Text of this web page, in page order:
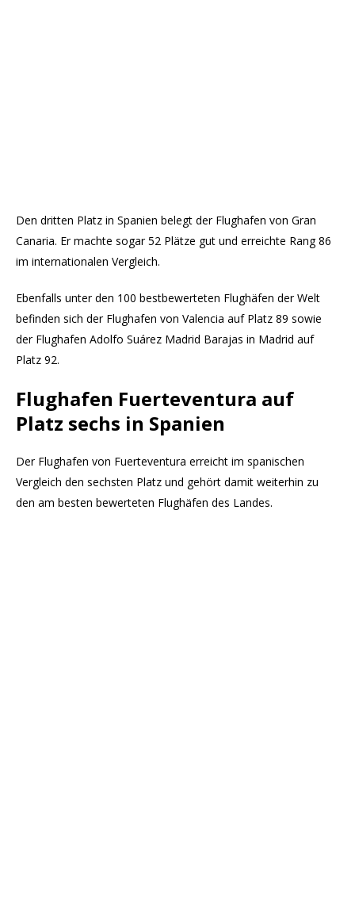
Den dritten Platz in Spanien belegt der Flughafen von Gran
Canaria. Er machte sogar 52 Plätze gut und erreichte Rang 86
im internationalen Vergleich.
Ebenfalls unter den 100 bestbewerteten Flughäfen der Welt
befinden sich der Flughafen von Valencia auf Platz 89 sowie
der Flughafen Adolfo Suárez Madrid Barajas in Madrid auf
Platz 92.
Flughafen Fuerteventura auf
Platz sechs in Spanien
Der Flughafen von Fuerteventura erreicht im spanischen
Vergleich den sechsten Platz und gehört damit weiterhin zu
den am besten bewerteten Flughäfen des Landes.